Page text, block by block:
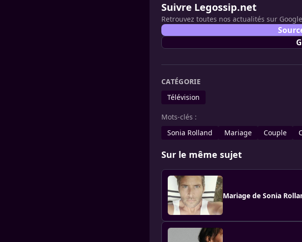
Suivre Legossip.net
Retrouvez toutes nos actualités sur
CATÉGORIE
Télévision
Mots-clés :
Sonia Rolland
Mariage Couple
Sur le même sujet
Mariage de Sonia